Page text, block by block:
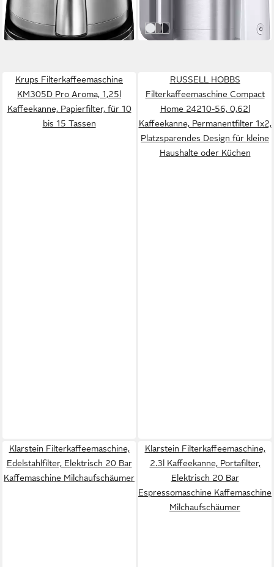
weißGrauschwarz
Krups Filterkaffeemaschine
KM305D Pro Aroma, 1,25l
Kaffeekanne, Papierfilter, für 10
bis 15 Tassen
RUSSELL HOBBS
Filterkaffeemaschine Compact
Home 24210-56, 0,62l
Kaffeekanne, Permanentfilter 1x2,
Platzsparendes Design für kleine
Haushalte oder Küchen
Klarstein Filterkaffeemaschine,
Edelstahlfilter, Elektrisch 20 Bar
Kaffemaschine Milchaufschäumer
Klarstein Filterkaffeemaschine,
2.3l Kaffeekanne, Portafilter,
Elektrisch 20 Bar
Espressomaschine Kaffemaschine
Milchaufschäumer